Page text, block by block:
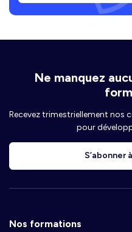
Ne manquez
Recevez trimestriellement nos
pour
S’abonner
Nos formations